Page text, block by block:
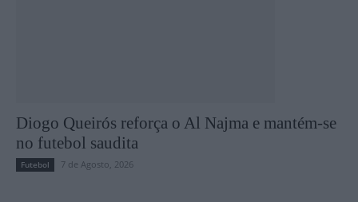
Diogo Queirós reforça o Al Najma e mantém-se
no futebol saudita
Futebol 7 de Agosto, 2026